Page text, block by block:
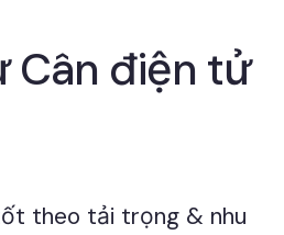
Cân điện tử
theo tải trọng & nhu